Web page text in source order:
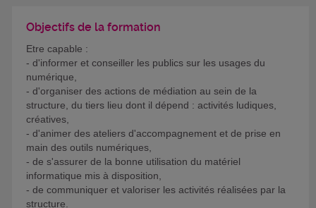
Objectifs de la formation
Etre capable :
- d'informer et conseiller les publics sur les usages du
numérique,
- d'organiser des actions de médiation au sein de la
structure, du tiers lieu dont il dépend : activités ludiques,
créatives,
- d'animer des ateliers d'accompagnement et de prise en
main des outils numériques,
- de s'assurer de la bonne utilisation du matériel
informatique mis à disposition,
- de communiquer et valoriser les activités réalisées par la
structure.